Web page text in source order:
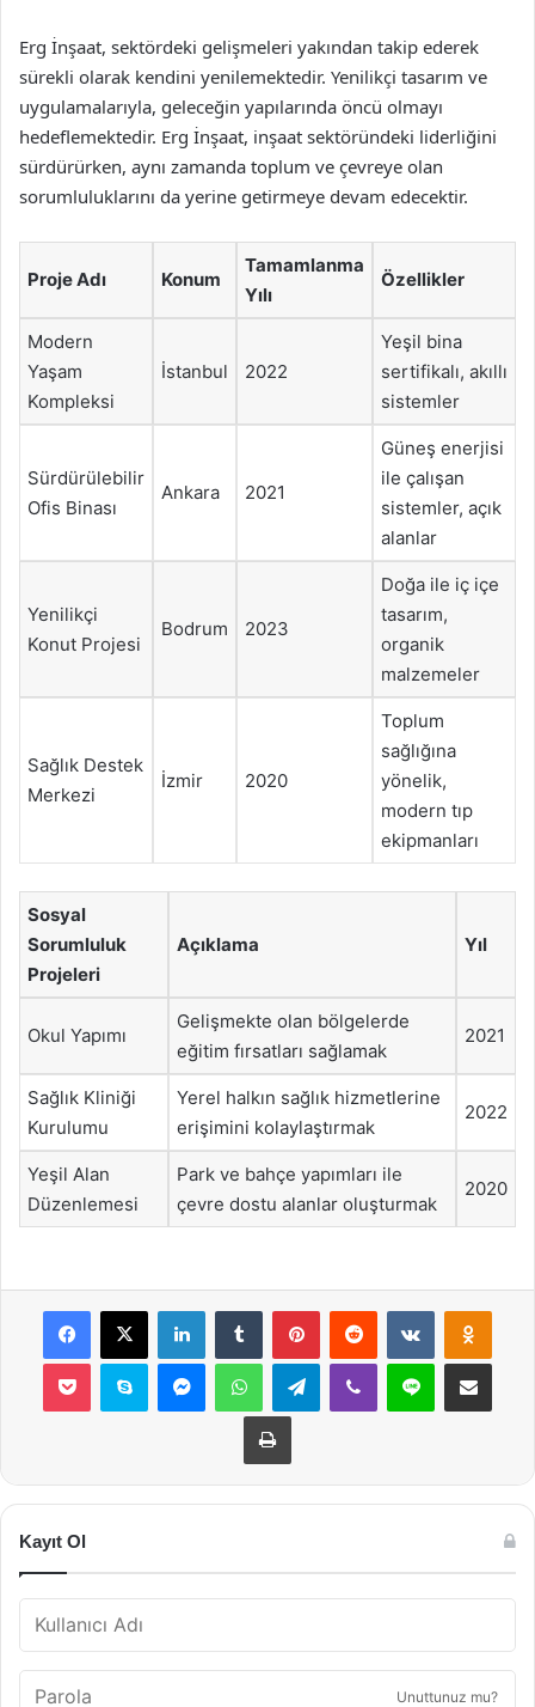
Erg İnşaat, sektördeki gelişmeleri yakından takip ederek
sürekli olarak kendini yenilemektedir. Yenilikçi tasarım ve
uygulamalarıyla, geleceğin yapılarında öncü olmayı
hedeflemektedir. Erg İnşaat, inşaat sektöründeki liderliğini
sürdürürken, aynı zamanda toplum ve çevreye olan
sorumluluklarını da yerine getirmeye devam edecektir.
Proje Adı Konum
Tamamlanma
Yılı
Özellikler
Modern
Yaşam
Kompleksi
İstanbul 2022
Yeşil bina
sertifikalı, akıllı
sistemler
Sürdürülebilir
Ofis Binası
Ankara 2021
Güneş enerjisi
ile çalışan
sistemler, açık
alanlar
Yenilikçi
Konut Projesi
Bodrum 2023
Doğa ile iç içe
tasarım,
organik
malzemeler
Sağlık Destek
Merkezi
İzmir 2020
Toplum
sağlığına
yönelik,
modern tıp
ekipmanları
Sosyal
Sorumluluk
Projeleri
Açıklama Yıl
Okul Yapımı
Gelişmekte olan bölgelerde
eğitim fırsatları sağlamak
2021
Sağlık Kliniği
Kurulumu
Yerel halkın sağlık hizmetlerine
erişimini kolaylaştırmak
2022
Yeşil Alan
Düzenlemesi
Park ve bahçe yapımları ile
çevre dostu alanlar oluşturmak
2020
Facebook
X LinkedInTumblr PinterestReddit VKontakte
Pocket Skype MessengerWhatsAppTelegramViber Line E-Posta ile
Yazdır
Kayıt Ol
Unuttunuz mu?